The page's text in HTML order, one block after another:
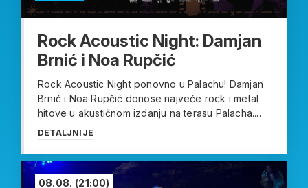
Rock Acoustic Night: Damjan
Brnić i Noa Rupčić
Rock Acoustic Night ponovno u Palachu! Damjan
Brnić i Noa Rupčić donose najveće rock i metal
hitove u akustičnom izdanju na terasu Palacha....
DETALJNIJE
08.08. (21:00)